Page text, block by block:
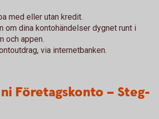
med eller utan kredit.
om dina kontohändelser dygnet runt i
och appen.
via internetbanken.
Företagskonto – Steg-